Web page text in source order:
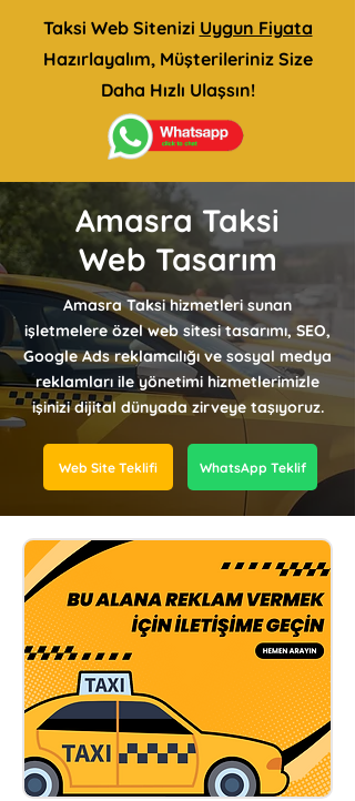
Taksi Web Sitenizi Uygun Fiyata
Hazırlayalım, Müşterileriniz Size
Daha Hızlı Ulaşsın!
Amasra Taksi
Web Tasarım
Amasra Taksi hizmetleri sunan
işletmelere özel web sitesi tasarımı, SEO,
Google Ads reklamcılığı ve sosyal medya
reklamları ile yönetimi hizmetlerimizle
işinizi dijital dünyada zirveye taşıyoruz.
Web Site Teklifi WhatsApp Teklif